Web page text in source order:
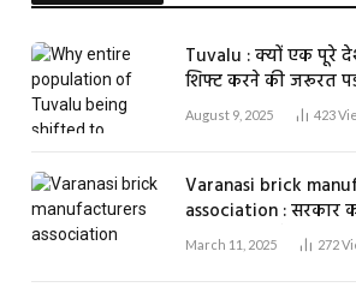
Tuvalu : क्यों एक पूरे
शिफ्ट करने की जरूरत
August 9, 2025 423
Varanasi brick
association : सरकार
होगा एक भी ईंट भट्ठा
March 11, 2025 272